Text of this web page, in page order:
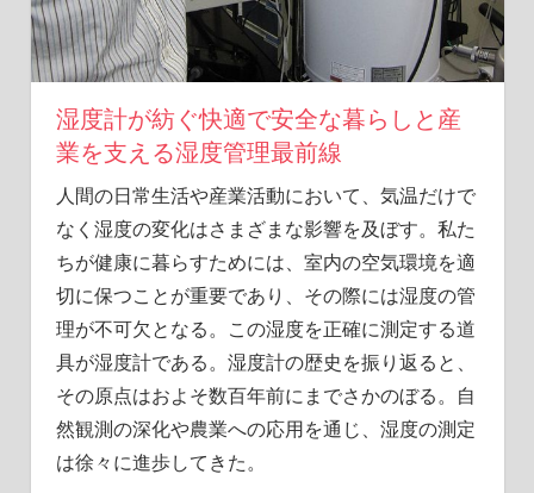
湿度計が紡ぐ快適で安全な暮らしと産
業を支える湿度管理最前線
人間の日常生活や産業活動において、気温だけで
なく湿度の変化はさまざまな影響を及ぼす。 私た
ちが健康に暮らすためには、室内の空気環境を適
切に保つことが重要であり、その際には湿度の管
理が不可欠となる。この湿度を正確に測定する道
具が湿度計である。湿度計の歴史を振り返ると、
その原点はおよそ数百年前にまでさかのぼる。自
然観測の深化や農業への応用を通じ、湿度の測定
は徐々に進歩してきた。